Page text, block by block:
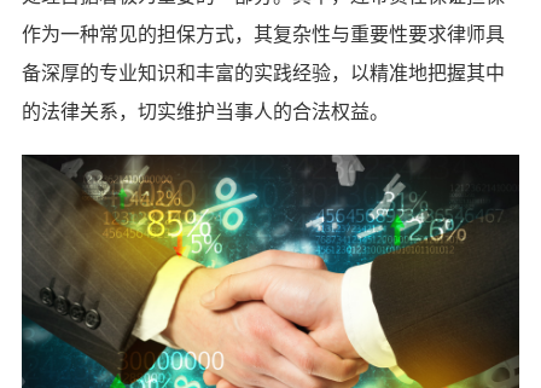
作为一种常见的担保方式，其复杂性与重要性要求律师具
备深厚的专业知识和丰富的实践经验，以精准地把握其中
的法律关系，切实维护当事人的合法权益。